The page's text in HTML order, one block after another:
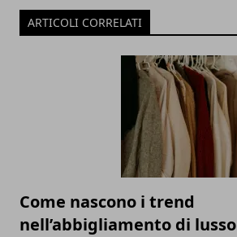
ARTICOLI CORRELATI
Come nascono i trend
nell’abbigliamento di lusso